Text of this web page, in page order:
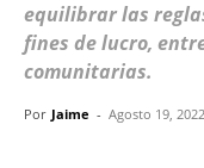
equilibrar las
fines de lucro,
comunitarias.
Por Jaime - Agosto 19, 2022